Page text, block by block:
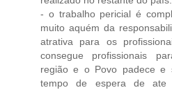
- o trabalho pericial é
muito aquém da
atrativa para os
consegue profissionais
região e o Povo padece e
tempo de espera de